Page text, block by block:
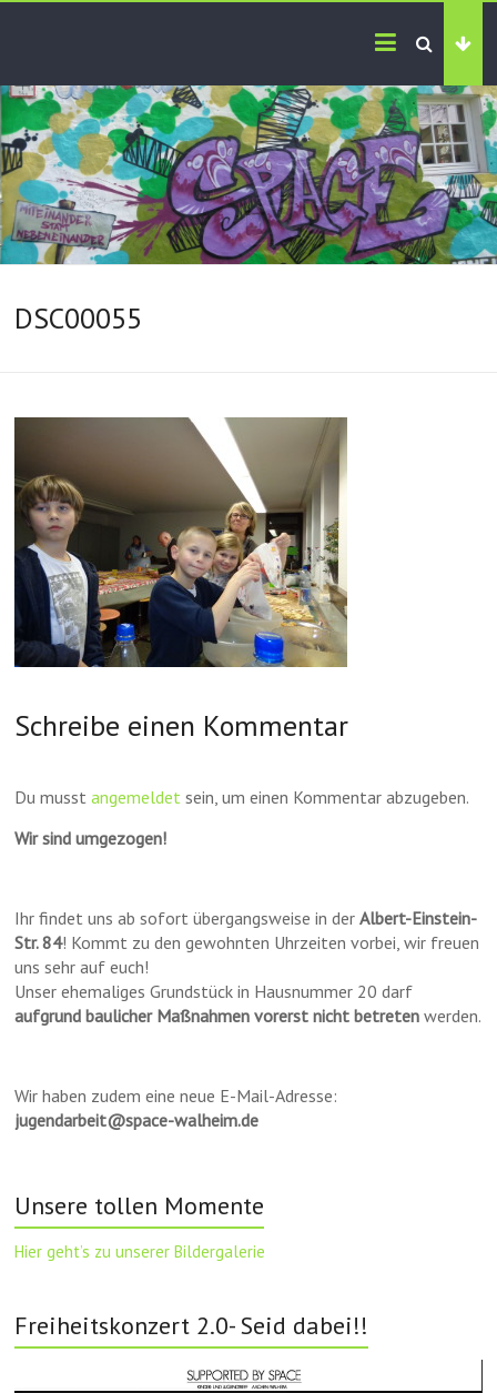
DSC00055
Schreibe einen Kommentar
Du musstangemeldet sein, um einen Kommentar abzugeben.
Wir sind umgezogen!
Ihr findet uns ab sofort übergangsweise in derAlbert-Einstein-
Str. 84! Kommt zu den gewohnten Uhrzeiten vorbei, wir freuen
uns sehr auf euch!
Unser ehemaliges Grundstück in Hausnummer 20 darf
aufgrund baulicher Maßnahmen vorerst nicht betreten werden.
Wir haben zudem eine neue E-Mail-Adresse:
jugendarbeit@space-walheim.de
Unsere tollen Momente
Hier geht’s zu unserer Bildergalerie
Freiheitskonzert 2.0- Seid dabei!!